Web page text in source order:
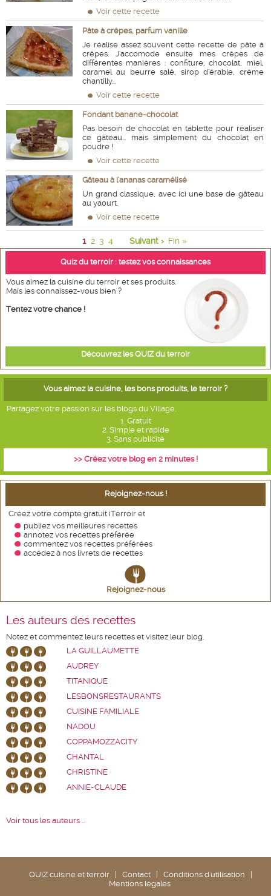
Voir cette recette
Pâte à crêpes, parfum vanille
Je réalise assez souvent cette recette de pâte à
crêpes. J'accomode ensuite mes crêpes de
différentes manières : confiture, chocolat, miel,
caramel au beurre salé, sirop d'érable, crème
chantilly...
Voir cette recette
Fondant banane-chocolat
Pas besoin de chocolat en tablette pour réaliser
ce gâteau... mais simplement du chocolat en
poudre !
Voir cette recette
Gâteau à l'ananas caramélisé
Un grand classique, avec ici une base de gâteau
au yaourt.
Voir cette recette
1 2 3 4 Suivant › Fin »
Quiz du terroir : testez vos connaissances
Vous aimez la cuisine du terroir et ses produits.
Mais les connaissez-vous bien ?
Tentez votre chance !
Découvrez les QUIZ du terroir
Vous aimez la cuisine, les bons produits, le terroir ?
Partagez votre passion sur les blogs du Village.
1. Gratuit
2. Simple et rapide
3. Sans publicité
>> Créez votre blog en 2 minutes !
Rejoignez-nous !
Créez votre compte gratuit iTerroir et
publiez vos meilleures recettes
annotez vos recettes préférée
commentez vos recettes préférées
accédez à nos livrets de recettes
Rejoignez-nous
Les auteurs des recettes
Notez et commentez leurs recettes et visitez leur blog.
LA GUILLAUMETTE
AUDREY
TITANIQUE
LESBONSRESTAURANTS
CUISINE FAMILIALE
NADOU
COPPAMOZZACITY
CHANTAL
CHRISTINE
ANNIE-CLAUDE
Voir tous les auteurs ...
QUIZ cuisine et terroir Contact Conditions d'utilisation
Mentions légales